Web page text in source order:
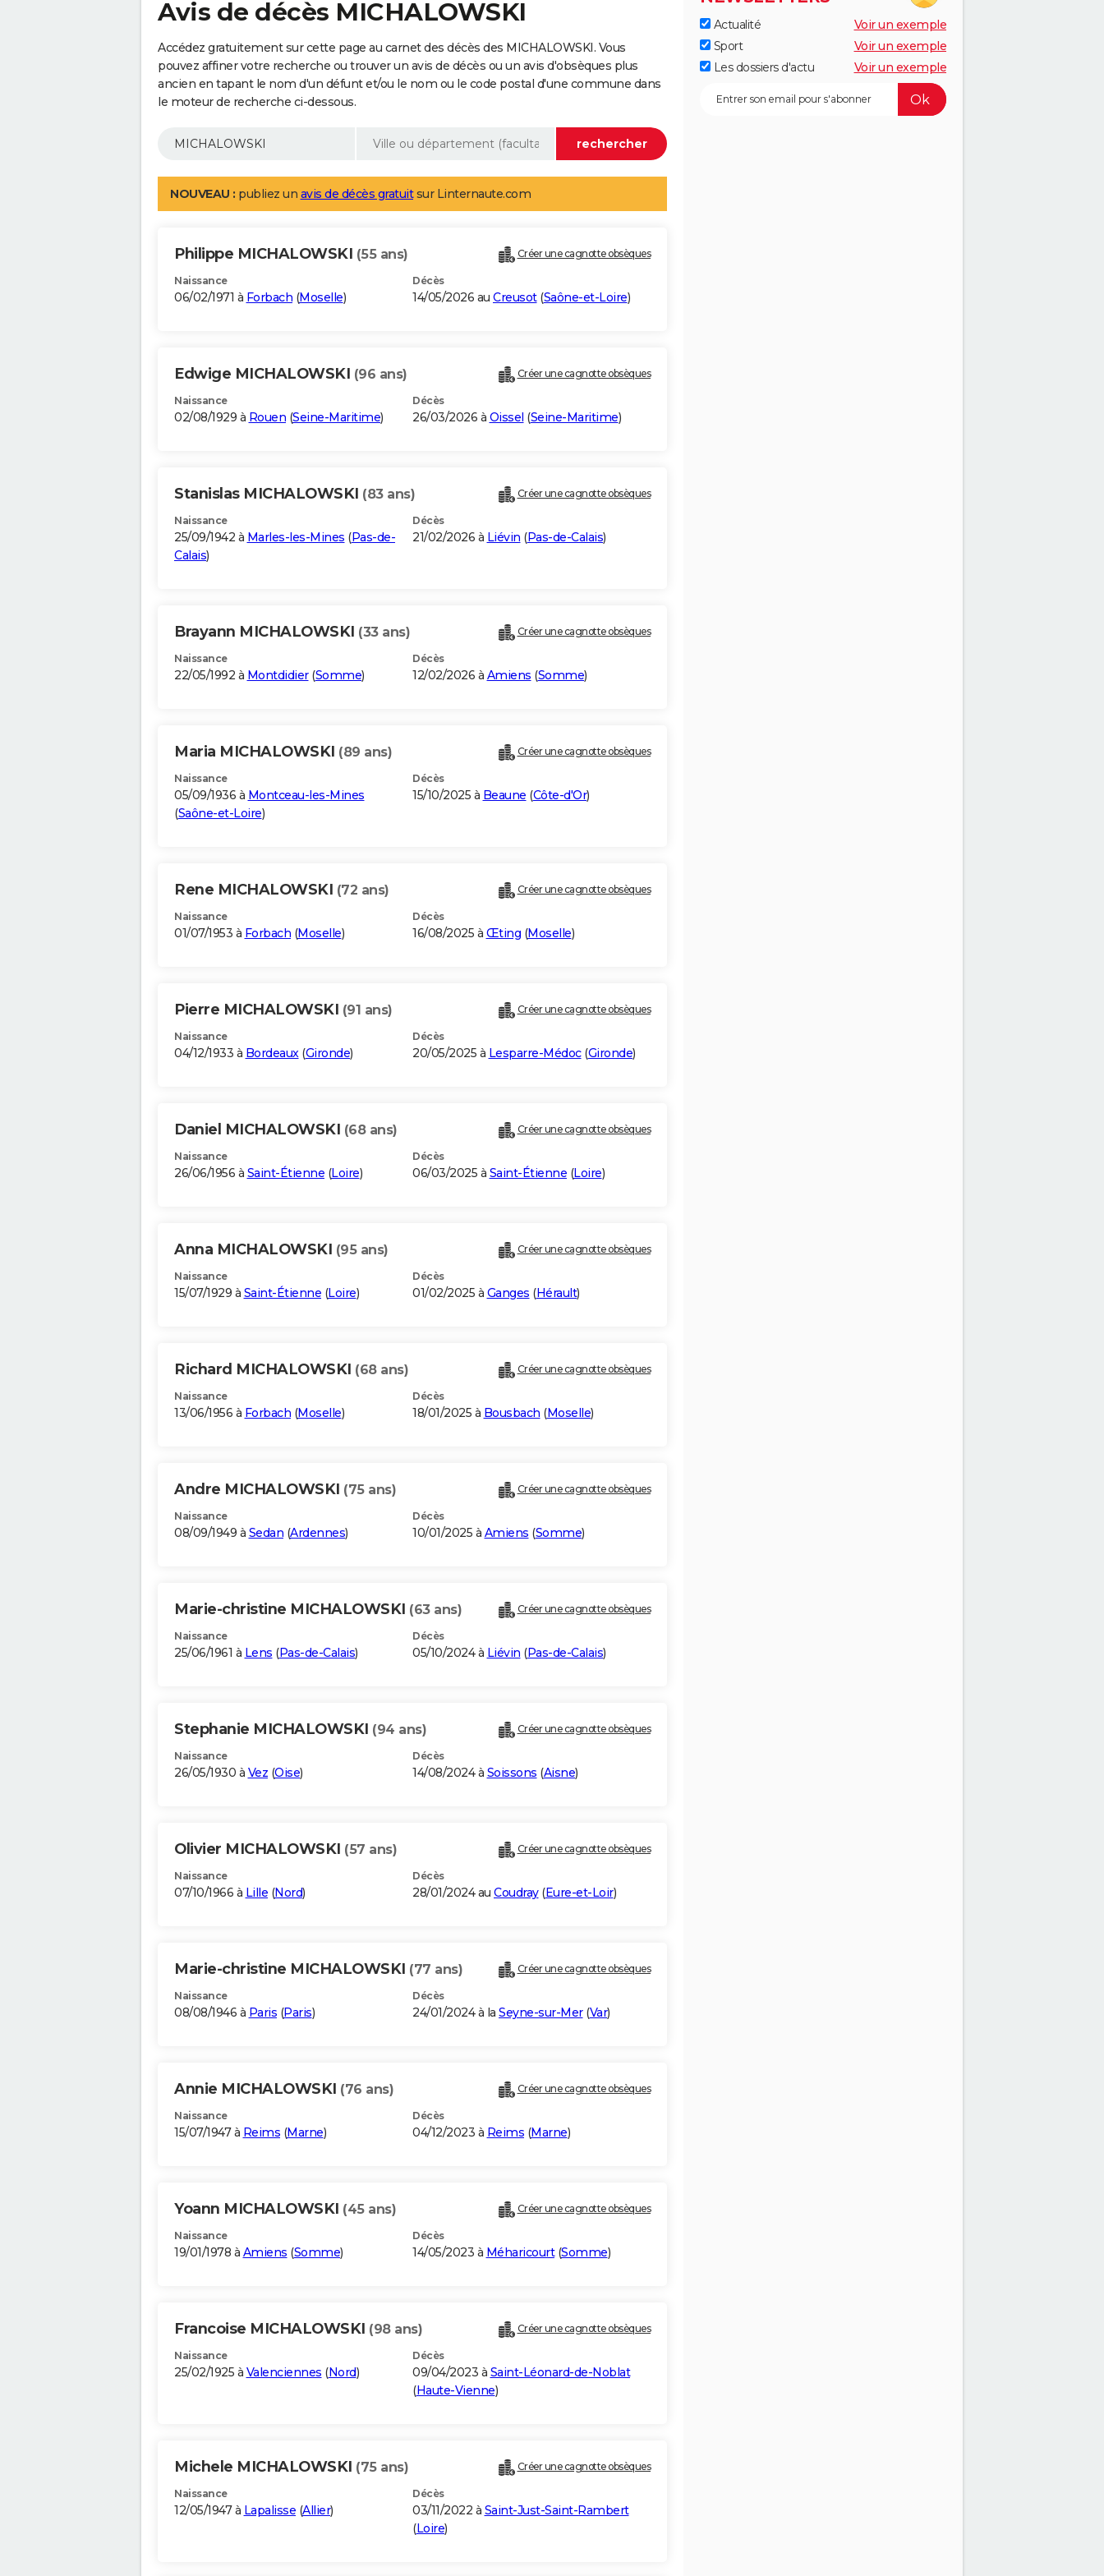
Avis de décès MICHALOWSKI
Accédez gratuitement sur cette page au carnet des décès des MICHALOWSKI. Vous
pouvez affiner votre recherche ou trouver un avis de décès ou un avis d'obsèques plus
ancien en tapant le nom d'un défunt et/ou le nom ou le code postal d'une commune dans
le moteur de recherche ci-dessous.
NOUVEAU : publiez un avis de décès gratuitsur Linternaute.com
Philippe MICHALOWSKI (55 ans) Créer une cagnotte obsèques
Naissance
06/02/1971 à Forbach (Moselle)
Décès
14/05/2026 au Creusot(Saône-et-Loire)
Edwige MICHALOWSKI (96 ans) Créer une cagnotte obsèques
Naissance
02/08/1929 à Rouen (Seine-Maritime)
Décès
26/03/2026 à Oissel (Seine-Maritime)
Stanislas MICHALOWSKI (83 ans) Créer une cagnotte obsèques
Naissance
25/09/1942 à Marles-les-Mines (Pas-de-
Calais)
Décès
21/02/2026 à Liévin (Pas-de-Calais)
Brayann MICHALOWSKI (33 ans) Créer une cagnotte obsèques
Naissance
22/05/1992 à Montdidier(Somme)
Décès
12/02/2026 à Amiens (Somme)
Maria MICHALOWSKI (89 ans) Créer une cagnotte obsèques
Naissance
05/09/1936 à Montceau-les-Mines
(Saône-et-Loire)
Décès
15/10/2025 à Beaune (Côte-d'Or)
Rene MICHALOWSKI (72 ans) Créer une cagnotte obsèques
Naissance
01/07/1953 à Forbach (Moselle)
Décès
16/08/2025 à Œting (Moselle)
Pierre MICHALOWSKI (91 ans) Créer une cagnotte obsèques
Naissance
04/12/1933 à Bordeaux(Gironde)
Décès
20/05/2025 à Lesparre-Médoc(Gironde)
Daniel MICHALOWSKI (68 ans) Créer une cagnotte obsèques
Naissance
26/06/1956 à Saint-Étienne (Loire)
Décès
06/03/2025 à Saint-Étienne (Loire)
Anna MICHALOWSKI (95 ans) Créer une cagnotte obsèques
Naissance
15/07/1929 à Saint-Étienne (Loire)
Décès
01/02/2025 à Ganges (Hérault)
Richard MICHALOWSKI (68 ans) Créer une cagnotte obsèques
Naissance
13/06/1956 à Forbach (Moselle)
Décès
18/01/2025 à Bousbach (Moselle)
Andre MICHALOWSKI (75 ans) Créer une cagnotte obsèques
Naissance
08/09/1949 à Sedan (Ardennes)
Décès
10/01/2025 à Amiens (Somme)
Marie-christine MICHALOWSKI (63 ans) Créer une cagnotte obsèques
Naissance
25/06/1961 à Lens (Pas-de-Calais)
Décès
05/10/2024 à Liévin (Pas-de-Calais)
Stephanie MICHALOWSKI (94 ans) Créer une cagnotte obsèques
Naissance
26/05/1930 à Vez (Oise)
Décès
14/08/2024 à Soissons (Aisne)
Olivier MICHALOWSKI (57 ans) Créer une cagnotte obsèques
Naissance
07/10/1966 à Lille (Nord)
Décès
28/01/2024 au Coudray(Eure-et-Loir)
Marie-christine MICHALOWSKI (77 ans) Créer une cagnotte obsèques
Naissance
08/08/1946 à Paris (Paris)
Décès
24/01/2024 à la Seyne-sur-Mer(Var)
Annie MICHALOWSKI (76 ans) Créer une cagnotte obsèques
Naissance
15/07/1947 à Reims (Marne)
Décès
04/12/2023 à Reims (Marne)
Yoann MICHALOWSKI (45 ans) Créer une cagnotte obsèques
Naissance
19/01/1978 à Amiens (Somme)
Décès
14/05/2023 à Méharicourt(Somme)
Francoise MICHALOWSKI (98 ans) Créer une cagnotte obsèques
Naissance
25/02/1925 à Valenciennes (Nord)
Décès
09/04/2023 à Saint-Léonard-de-Noblat
(Haute-Vienne)
Michele MICHALOWSKI (75 ans) Créer une cagnotte obsèques
Naissance
12/05/1947 à Lapalisse (Allier)
Décès
03/11/2022 à Saint-Just-Saint-Rambert
(Loire)
Actualité
Voir un exemple
Sport
Voir un exemple
Les dossiers d'actu
Voir un exemple